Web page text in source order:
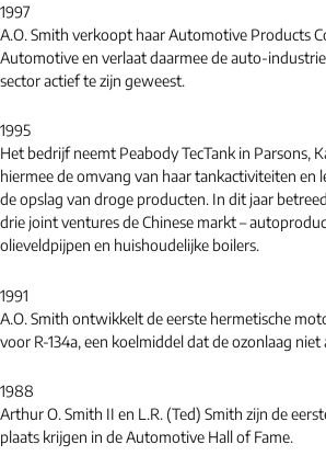
1997
A.O. Smith verkoopt haar Automotive Products
Automotive en verlaat daarmee de auto-
sector actief te zijn geweest.
1995
Het bedrijf neemt Peabody TecTank in Parsons,
hiermee de omvang van haar tankactiviteiten en
de opslag van droge producten. In dit jaar
drie joint ventures de Chinese markt –
olieveldpijpen en huishoudelijke boilers.
1991
A.O. Smith ontwikkelt de eerste hermetische
voor R-134a, een koelmiddel dat de ozonlaag niet
1988
Arthur O. Smith II en L.R. (Ted) Smith zijn de
plaats krijgen in de Automotive Hall of Fame.